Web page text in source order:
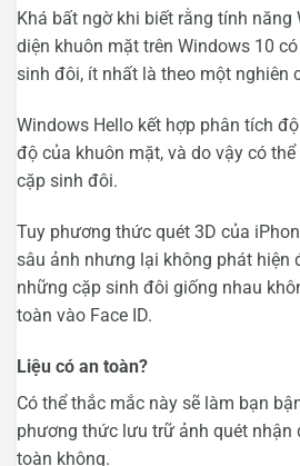
Khá bất ngờ khi biết rằng tính năng
diện khuôn mặt trên Windows 10
sinh đôi, ít nhất là theo một nghiên
Windows Hello kết hợp phân tích
độ của khuôn mặt, và do vậy có
cặp sinh đôi.
Tuy phương thức quét 3D của
sâu ảnh nhưng lại không phát hiện
những cặp sinh đôi giống nhau
toàn vào Face ID.
Liệu có an toàn?
Có thể thắc mắc này sẽ làm bạn
phương thức lưu trữ ảnh quét nhận
toàn không.